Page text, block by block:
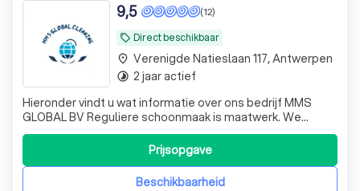
local_offer Direct beschikbaar
(12)
9,5
Hieronder vindt u wat informatie over ons bedrijf MMS
GLOBAL BV Reguliere schoonmaak is maatwerk. We
weten dat elke organisatie andere behoeften heeft, net
zoals dat een productieruimte een andere aanpak vereist
dan een kantoor. Daarom stellen we samen een voorstel
op maat op dat voldoet aan je spe
Beschikbaarheid
Prijsopgave
place Verenigde Natieslaan 117, Antwerpen
timelapse 2 jaar actief